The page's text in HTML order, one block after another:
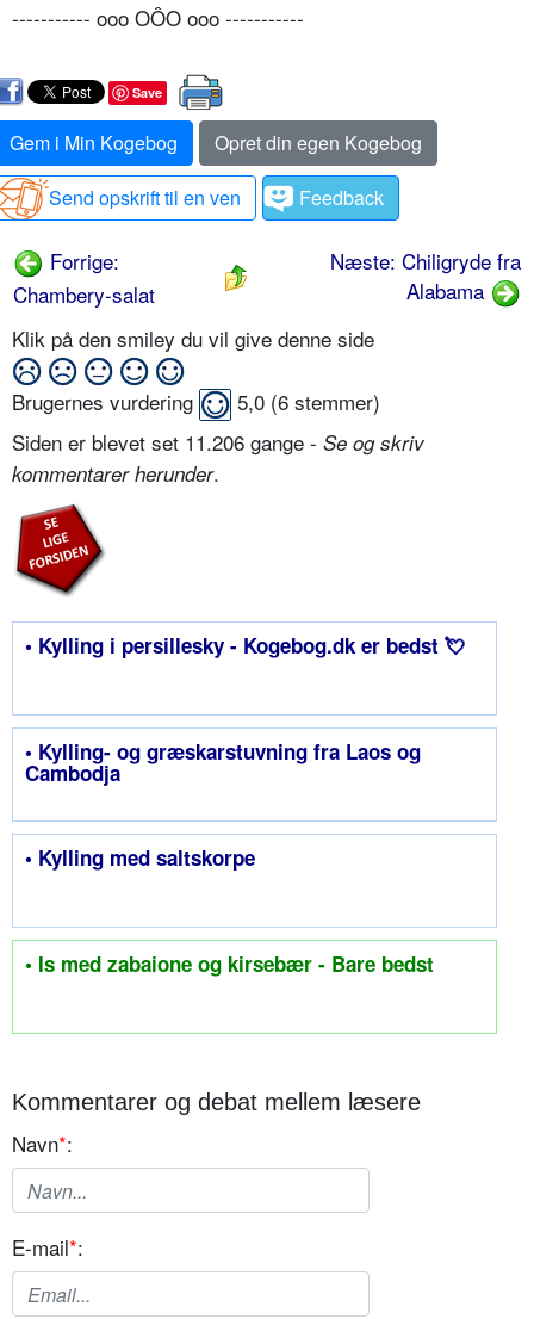
----------- ooo OÔO ooo -----------
Save
Gem i Min Kogebog
Opret din egen Kogebog
Send opskrift til en ven
Feedback
Forrige:
Chambery-salat
Næste: Chiligryde fra
Alabama
Klik på den smiley du vil give denne side
Brugernes vurdering 5,0 (6 stemmer)
Siden er blevet set 11.206 gange - Se og skriv
kommentarer herunder.
• Kylling i persillesky - Kogebog.dk er bedst 💘
• Kylling- og græskarstuvning fra Laos og
Cambodja
• Kylling med saltskorpe
• Is med zabaione og kirsebær - Bare bedst
Kommentarer og debat mellem læsere
Navn*:
E-mail*: